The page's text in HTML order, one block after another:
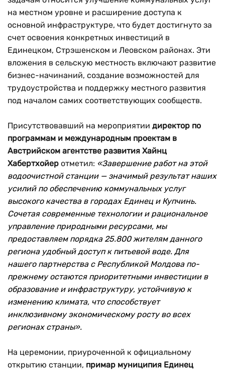
на местном уровне и расширение доступа к
основной инфраструктуре, что будет достигнуто за
счет освоения конкретных инвестиций в
Единецком, Стрэшенском и Леовском районах. Эти
вложения в сельскую местность включают развитие
бизнес-начинаний, создание возможностей для
трудоустройства и поддержку местного развития
под началом самих соответствующих сообществ.
Присутствовавший на мероприятии директор по
программам и международным проектам в
Австрийском агентстве развития Хайнц
Хабертхойер отметил: «Завершение работ на этой
водоочистной станции — значимый результат наших
усилий по обеспечению коммунальных услуг
высокого качества в городах Единец и Купчинь.
Сочетая современные технологии и рациональное
управление природными ресурсами, мы
предоставляем порядка 25.800 жителям данного
региона удобный доступ к питьевой воде. Для
нашего партнерства с Республикой Молдова по-
прежнему остаются приоритетными инвестиции в
образование и инфраструктуру, устойчивую к
изменению климата, что способствует
инклюзивному экономическому росту во всех
регионах страны».
На церемонии, приуроченной к официальному
открытию станции, примар муниципия Единец